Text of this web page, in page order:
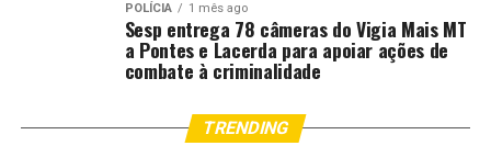
POLÍCIA 1 mês ago
Sesp entrega 78 câmeras do Vigia Mais MT
a Pontes e Lacerda para apoiar ações de
combate à criminalidade
TRENDING